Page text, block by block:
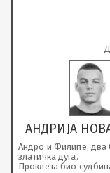
АНДРИЈА
Андро и Филипе, два
златичка дуга.
Проклета био